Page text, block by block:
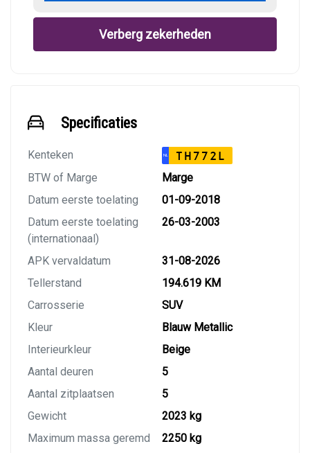
Verberg zekerheden
Specificaties
Kenteken NL TH772L
BTW of Marge
Marge
Datum eerste toelating
01-09-2018
Datum eerste toelating
(internationaal)
26-03-2003
APK vervaldatum
31-08-2026
Tellerstand
194.619 KM
Carrosserie
SUV
Kleur
Blauw Metallic
Interieurkleur
Beige
Aantal deuren
5
Aantal zitplaatsen
5
Gewicht
2023 kg
Maximum massa geremd
2250 kg